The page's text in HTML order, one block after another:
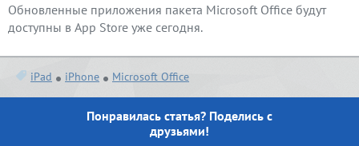
Обновленные приложения пакета Microsoft Office будут
доступны в App Store уже сегодня.
iPad iPhone Microsoft Office
Понравилась статья? Поделись с
друзьями!